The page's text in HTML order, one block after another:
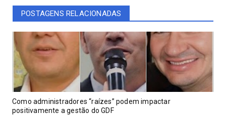
POSTAGENS RELACIONADAS
Como administradores “raízes” podem impactar
positivamente a gestão do GDF